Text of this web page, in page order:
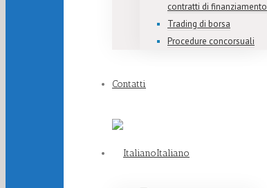
contratti di finanziamento
Trading di borsa
Procedure concorsuali
Contatti
Italiano